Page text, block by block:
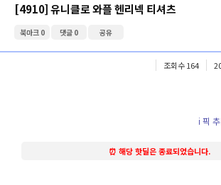
[4910] 유니클로 와플 헨리넥 티셔츠
북마크 0 댓글 0 공유
조회수 164
ℹ️ 픽
⏰ 해당 핫딜은 종료되었습니다.